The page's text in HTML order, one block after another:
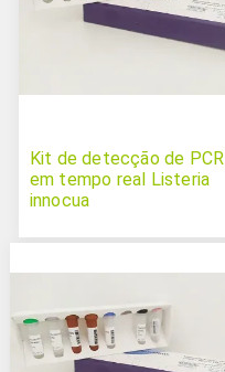
Kit de detecção de PCR
em tempo real Listeria
innocua